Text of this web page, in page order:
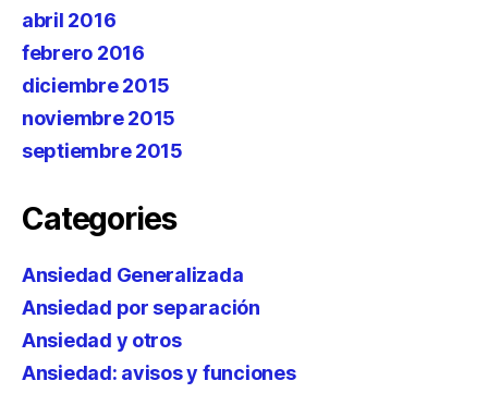
abril 2016
febrero 2016
diciembre 2015
noviembre 2015
septiembre 2015
Categories
Ansiedad Generalizada
Ansiedad por separación
Ansiedad y otros
Ansiedad: avisos y funciones